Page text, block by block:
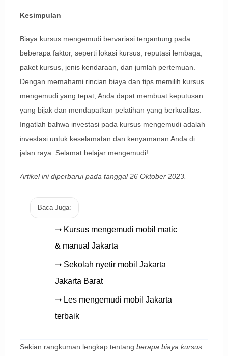
Kesimpulan
Biaya kursus mengemudi bervariasi tergantung pada
beberapa faktor, seperti lokasi kursus, reputasi lembaga,
paket kursus, jenis kendaraan, dan jumlah pertemuan.
Dengan memahami rincian biaya dan tips memilih kursus
mengemudi yang tepat, Anda dapat membuat keputusan
yang bijak dan mendapatkan pelatihan yang berkualitas.
Ingatlah bahwa investasi pada kursus mengemudi adalah
investasi untuk keselamatan dan kenyamanan Anda di
jalan raya. Selamat belajar mengemudi!
Artikel ini diperbarui pada tanggal 26 Oktober 2023.
Baca Juga:
➝ Kursus mengemudi mobil matic
& manual Jakarta
➝ Sekolah nyetir mobil Jakarta
Jakarta Barat
➝ Les mengemudi mobil Jakarta
terbaik
Sekian rangkuman lengkap tentang berapa biaya kursus